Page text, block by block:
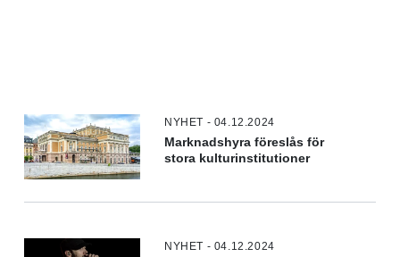
NYHET - 04.12.2024
Marknadshyra föreslås för
stora kulturinstitutioner
NYHET - 04.12.2024